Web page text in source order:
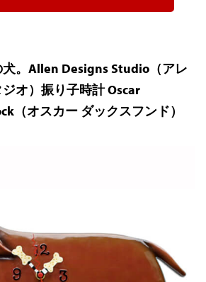
。Allen Designs Studio（アレ
オ）振り子時計 Oscar
（オスカー ダックスフンド）